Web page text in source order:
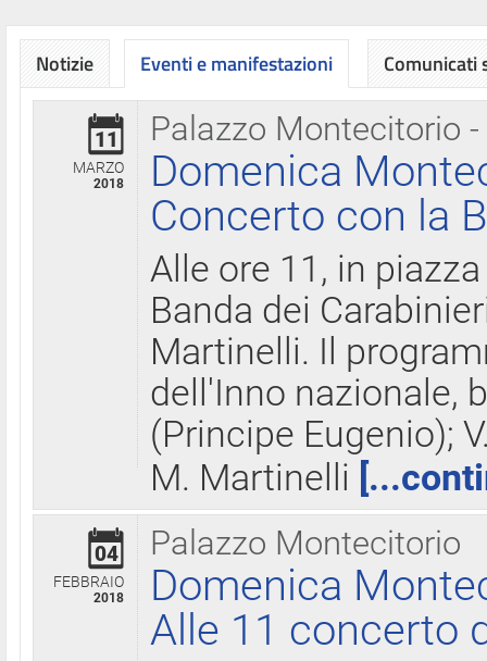
Notizie Eventi e manifestazioni
Palazzo Montecitorio
11
MARZO
2018
Domenica
Concerto con la
Alle ore 11, in
Banda dei
Martinelli. Il
dell'Inno nazionale,
(Principe Eugenio);
M. Martinelli
Palazzo Montecitorio
04
FEBBRAIO
2018
Domenica
Alle 11 concerto
Comunicati